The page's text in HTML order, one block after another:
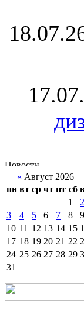
« Август 2026
пн вт ср чт пт сб
1
2
3
4 5 6 7 8
9
10 11 12 13 14 15
17 18 19 20 21 22
24 25 26 27 28 29
31